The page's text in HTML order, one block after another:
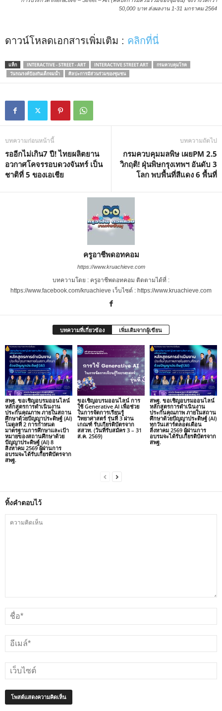
50,000 บาท ส่งผลงาน 1-31 มกราคม 2564
ดาวน์โหลดเอกสารเพิ่มเติม : คลิกที่นี่
แท็ก INTERACTIVE - STREET - ART INTERACTIVE STREET ART
กรมควบคุมโรค
วันรณรงค์ป้องกันเด็กจมน้ำ
ศิลปะการมีส่วนร่วมของชุมชน
บทความก่อนหน้านี้
รออีกไม่เกิน7 ปี! ไทยผลิตยาน
อวกาศโคจรรอบดวงจันทร์ เป็น
ชาติที่ 5 ของเอเชีย
บทความถัดไป
กรมควบคุมมลพิษ เผยPM 2.5
วิกฤติ! ฝุ่นพิษกรุงเทพฯ อันดับ 3
โลก พบพื้นที่สีแดง 6 พื้นที่
ครูอาชีพดอทคอม
https://www.kruachieve.com
บทความโดย : ครูอาชีพดอทคอม ติดตามได้ที่ :
https://www.facebook.com/kruachieve เว็บไซต์ : https://www.kruachieve.com
บทความที่เกี่ยวข้อง เพิ่มเติมจากผู้เขียน
สพฐ. ขอเชิญอบรมออนไลน์
หลักสูตรการดำเนินงาน
ประกันคุณภาพ ภายในสถาน
ศึกษาด้วยปัญญาประดิษฐ์ (AI)
โมดูลที่ 2 การกำหนด
มาตรฐานการศึกษาและเป้า
หมายของสถานศึกษาด้วย
ปัญญาประดิษฐ์ (AI) 8
สิงหาคม 2569 ผู้ผ่านการ
อบรมจะได้รับเกียรติบัตรจาก
สพฐ.
ขอเชิญอบรมออนไลน์ การ
ใช้ Generative AI เพื่อช่วย
ในการจัดการเรียนรู้
วิทยาศาสตร์ รุ่นที่ 3 ผ่าน
เกณฑ์ รับเกียรติบัตรจาก
สสวท. (วันที่รับสมัคร 3 – 31
ส.ค. 2569)
สพฐ. ขอเชิญอบรมออนไลน์
หลักสูตรการดำเนินงาน
ประกันคุณภาพ ภายในสถาน
ศึกษาด้วยปัญญาประดิษฐ์ (AI)
ทุกวันเสาร์ตลอดเดือน
สิงหาคม 2569 ผู้ผ่านการ
อบรมจะได้รับเกียรติบัตรจาก
สพฐ.
ทิ้งคำตอบไว้